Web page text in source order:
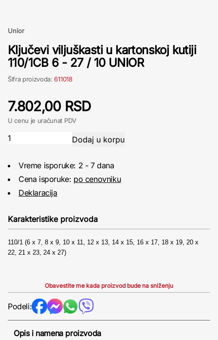
Unior
Ključevi viljuškasti u kartonskoj kutiji
110/1CB 6 - 27 / 10 UNIOR
Šifra proizvoda:611018
7.802,00 RSD
U cenu je uračunat PDV
Vreme isporuke: 2 - 7 dana
Cena isporuke: po cenovniku
Deklaracija
Karakteristike proizvoda
110/1 (6 x 7, 8 x 9, 10 x 11, 12 x 13, 14 x 15, 16 x 17, 18 x 19, 20 x
22, 21 x 23, 24 x 27)
Obavestite me kada proizvod bude na sniženju
Podeli:
Opis i namena proizvoda